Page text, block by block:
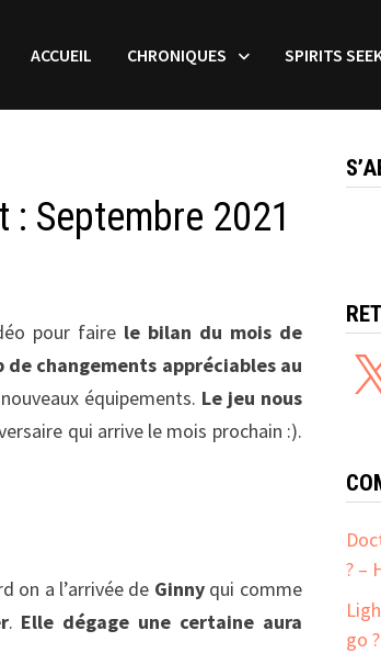
ACCUEIL CHRONIQUES SPIRITS
Septembre 2021
pour faire le bilan du mois de
changements appréciables au
équipements. Le jeu nous
qui arrive le mois prochain :).
on a l’arrivée de Ginny qui comme
. Elle dégage une certaine aura
? –
go